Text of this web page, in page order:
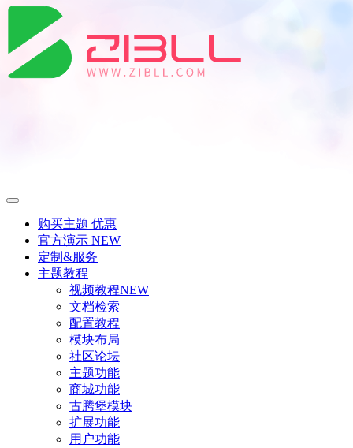
购买主题 优惠
官方演示 NEW
定制&服务
主题教程
视频教程NEW
文档检索
配置教程
模块布局
社区论坛
主题功能
商城功能
古腾堡模块
扩展功能
用户功能